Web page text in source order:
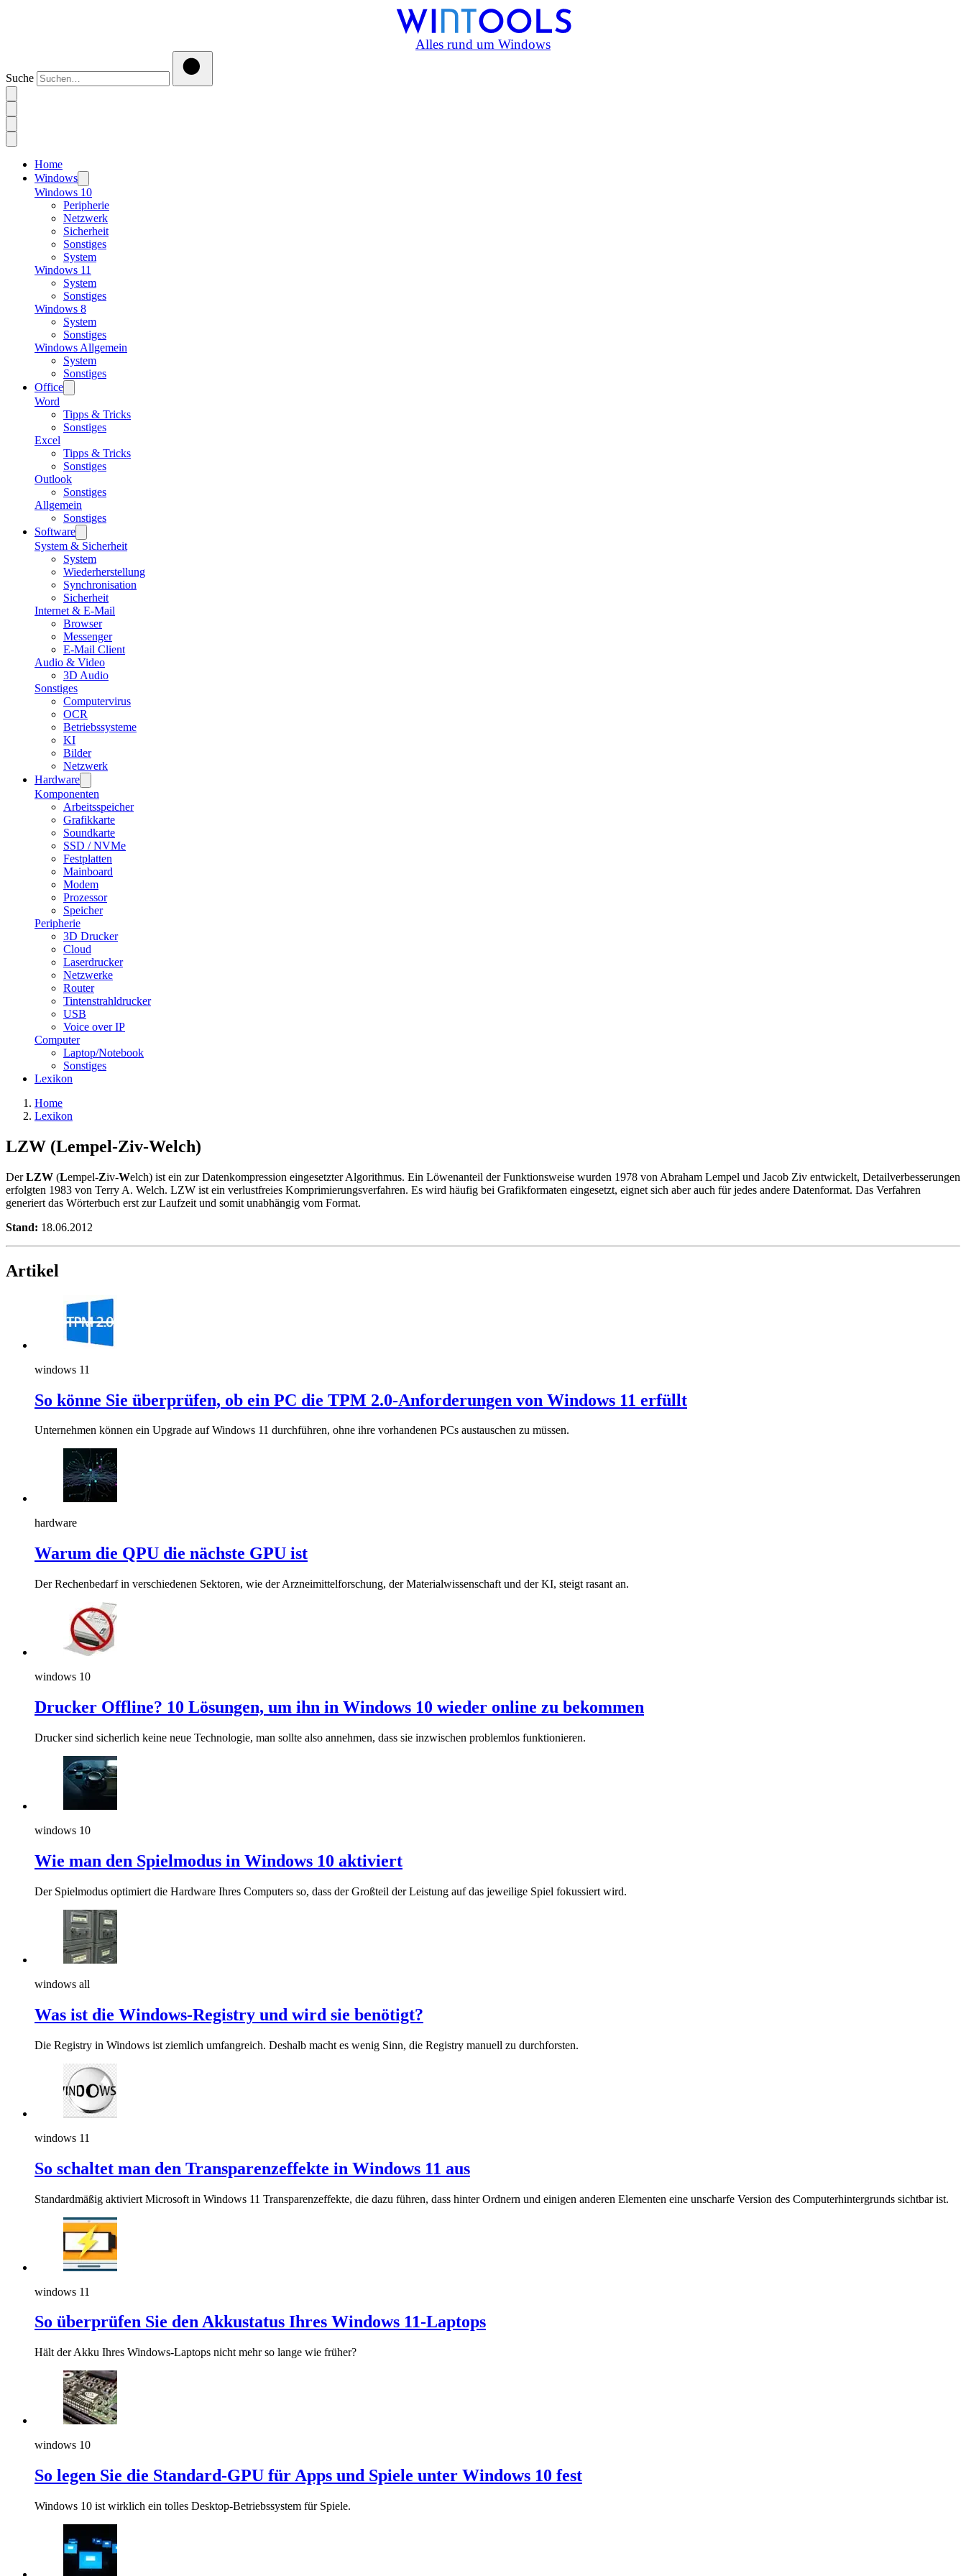
Alles rund um Windows
Suche
Home
Windows
Windows 10
Peripherie
Netzwerk
Sicherheit
Sonstiges
System
Windows 11
System
Sonstiges
Windows 8
System
Sonstiges
Windows Allgemein
System
Sonstiges
Office
Word
Tipps & Tricks
Sonstiges
Excel
Tipps & Tricks
Sonstiges
Outlook
Sonstiges
Allgemein
Sonstiges
Software
System & Sicherheit
System
Wiederherstellung
Synchronisation
Sicherheit
Internet & E-Mail
Browser
Messenger
E-Mail Client
Audio & Video
3D Audio
Sonstiges
Computervirus
OCR
Betriebssysteme
KI
Bilder
Netzwerk
Hardware
Komponenten
Arbeitsspeicher
Grafikkarte
Soundkarte
SSD / NVMe
Festplatten
Mainboard
Modem
Prozessor
Speicher
Peripherie
3D Drucker
Cloud
Laserdrucker
Netzwerke
Router
Tintenstrahldrucker
USB
Voice over IP
Computer
Laptop/Notebook
Sonstiges
Lexikon
Home
Lexikon
LZW (Lempel-Ziv-Welch)
DerLZW (Lempel-Ziv-Welch) ist ein zur Datenkompression eingesetzter Algorithmus. Ein Löwenanteil der Funktionsweise wurden 1978 von Abraham Lempel und Jacob Ziv entwickelt, Detailverbesserungen
erfolgten 1983 von Terry A. Welch. LZW ist ein verlustfreies Komprimierungsverfahren. Es wird häufig bei Grafikformaten eingesetzt, eignet sich aber auch für jedes andere Datenformat. Das Verfahren
generiert das Wörterbuch erst zur Laufzeit und somit unabhängig vom Format.
Stand: 18.06.2012
Artikel
windows 11
So könne Sie überprüfen, ob ein PC die TPM 2.0-Anforderungen von Windows 11 erfüllt
Unternehmen können ein Upgrade auf Windows 11 durchführen, ohne ihre vorhandenen PCs austauschen zu müssen.
hardware
Warum die QPU die nächste GPU ist
Der Rechenbedarf in verschiedenen Sektoren, wie der Arzneimittelforschung, der Materialwissenschaft und der KI, steigt rasant an.
windows 10
Drucker Offline? 10 Lösungen, um ihn in Windows 10 wieder online zu bekommen
Drucker sind sicherlich keine neue Technologie, man sollte also annehmen, dass sie inzwischen problemlos funktionieren.
windows 10
Wie man den Spielmodus in Windows 10 aktiviert
Der Spielmodus optimiert die Hardware Ihres Computers so, dass der Großteil der Leistung auf das jeweilige Spiel fokussiert wird.
windows all
Was ist die Windows-Registry und wird sie benötigt?
Die Registry in Windows ist ziemlich umfangreich. Deshalb macht es wenig Sinn, die Registry manuell zu durchforsten.
windows 11
So schaltet man den Transparenzeffekte in Windows 11 aus
Standardmäßig aktiviert Microsoft in Windows 11 Transparenzeffekte, die dazu führen, dass hinter Ordnern und einigen anderen Elementen eine unscharfe Version des Computerhintergrunds sichtbar ist.
windows 11
So überprüfen Sie den Akkustatus Ihres Windows 11-Laptops
Hält der Akku Ihres Windows-Laptops nicht mehr so lange wie früher?
windows 10
So legen Sie die Standard-GPU für Apps und Spiele unter Windows 10 fest
Windows 10 ist wirklich ein tolles Desktop-Betriebssystem für Spiele.